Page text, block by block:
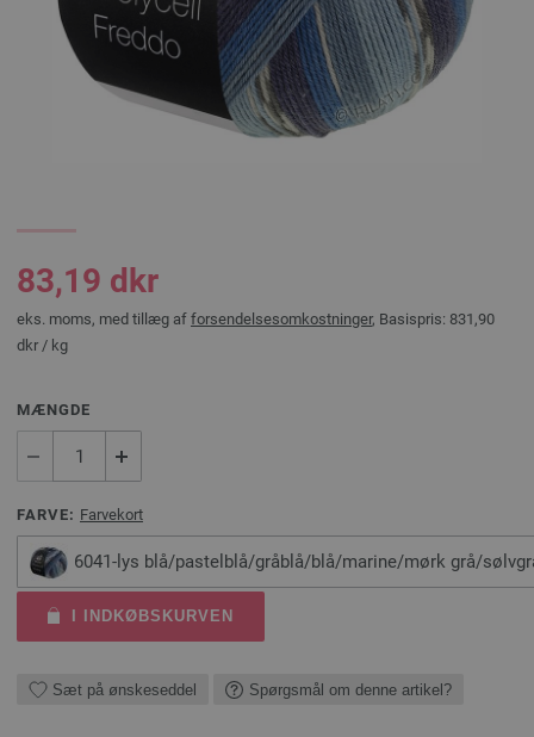
83,19 dkr
eks. moms, med tillæg af forsendelsesomkostninger, Basispris: 831,90
dkr / kg
MÆNGDE
FARVE: Farvekort
6041-lys blå/pastelblå/gråblå/blå/marine/mørk grå/
I INDKØBSKURVEN
Sæt på ønskeseddel Spørgsmål om denne artikel?